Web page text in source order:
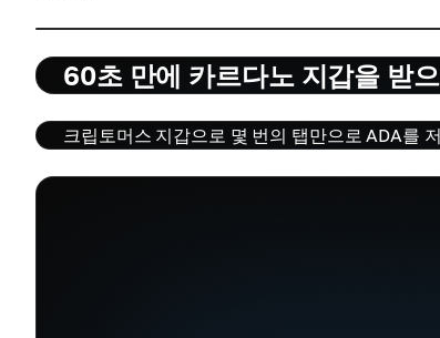
60초 만에 카르다노 지갑을 받
크립토머스 지갑으로 몇 번의 탭만으로 ADA를